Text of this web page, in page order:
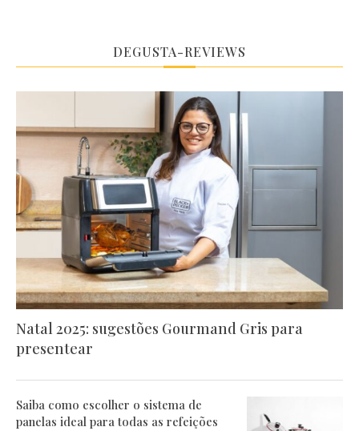
DEGUSTA-REVIEWS
Natal 2025: sugestões Gourmand Gris para
presentear
Saiba como escolher o sistema de
panelas ideal para todas as refeições